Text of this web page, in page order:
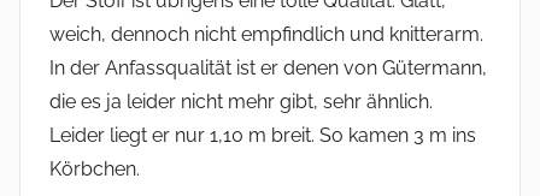
weich, dennoch nicht empfindlich und knitterarm.
In der Anfassqualität ist er denen von Gütermann,
die es ja leider nicht mehr gibt, sehr ähnlich.
Leider liegt er nur 1,10 m breit. So kamen 3 m ins
Körbchen.